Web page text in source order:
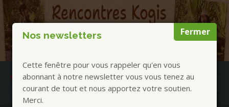
Fermer
Nos newsletters
Cette fenêtre pour vous rappeler qu'en vous
abonnant à notre newsletter vous vous tenez au
courant de tout et nous apportez votre soutien.
Merci.